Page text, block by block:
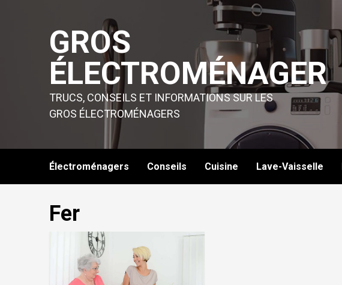
GROS
ÉLECTROMÉNAGER
TRUCS, CONSEILS ET INFORMATIONS SUR LES
GROS ÉLECTROMÉNAGERS
Électroménagers Conseils Cuisine Lave-Vaisselle
Fer